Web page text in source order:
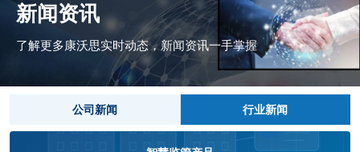
新闻资讯
了解更多康沃思实时动态，新闻资讯一手掌握
公司新闻 行业新闻